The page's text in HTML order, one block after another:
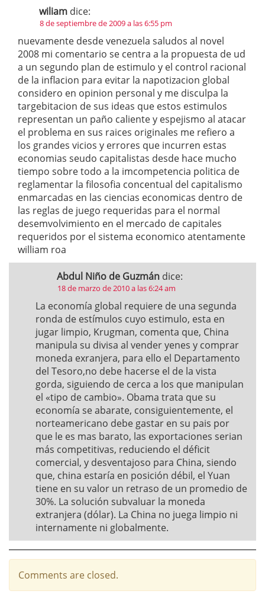
wiliam dice:
8 de septiembre de 2009 a las 6:55 pm
nuevamente desde venezuela saludos al novel
2008 mi comentario se centra a la propuesta de ud
a un segundo plan de estimulo y el control racional
de la inflacion para evitar la napotizacion global
considero en opinion personal y me disculpa la
targebitacion de sus ideas que estos estimulos
representan un paño caliente y espejismo al atacar
el problema en sus raices originales me refiero a
los grandes vicios y errores que incurren estas
economias seudo capitalistas desde hace mucho
tiempo sobre todo a la imcompetencia politica de
reglamentar la filosofia concentual del capitalismo
enmarcadas en las ciencias economicas dentro de
las reglas de juego requeridas para el normal
desemvolvimiento en el mercado de capitales
requeridos por el sistema economico atentamente
william roa
Abdul Niño de Guzmán dice:
18 de marzo de 2010 a las 6:24 am
La economía global requiere de una segunda
ronda de estímulos cuyo estimulo, esta en
jugar limpio, Krugman, comenta que, China
manipula su divisa al vender yenes y comprar
moneda exranjera, para ello el Departamento
del Tesoro,no debe hacerse el de la vista
gorda, siguiendo de cerca a los que manipulan
el «tipo de cambio». Obama trata que su
economía se abarate, consiguientemente, el
norteamericano debe gastar en su pais por
que le es mas barato, las exportaciones serian
más competitivas, reduciendo el déficit
comercial, y desventajoso para China, siendo
que, china estaría en posición débil, el Yuan
tiene en su valor un retraso de un promedio de
30%. La solución subvaluar la moneda
extranjera (dólar). La China no juega limpio ni
internamente ni globalmente.
Comments are closed.